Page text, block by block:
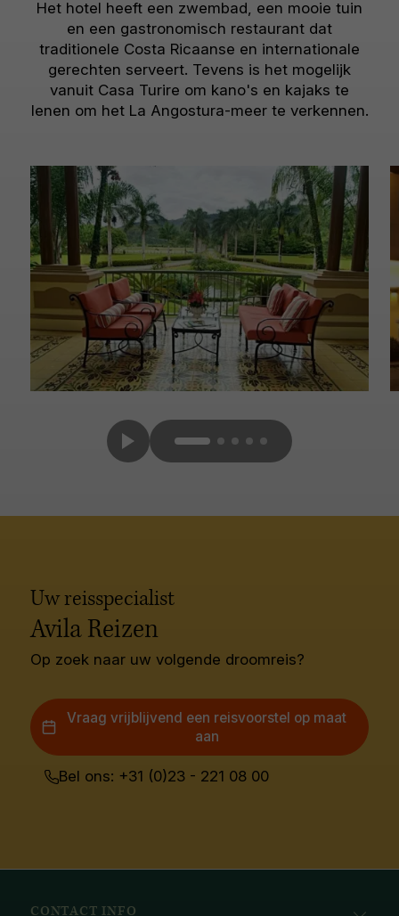
Het hotel heeft een zwembad, een mooie tuin
en een gastronomisch restaurant dat
traditionele Costa Ricaanse en internationale
gerechten serveert. Tevens is het mogelijk
vanuit Casa Turire om kano's en kajaks te
lenen om het La Angostura-meer te verkennen.
Uw reisspecialist
Avila Reizen
Op zoek naar uw volgende droomreis?
Vraag vrijblijvend een reisvoorstel op maat
aan
Bel ons: +31 (0)23 - 221 08 00
CONTACT INFO